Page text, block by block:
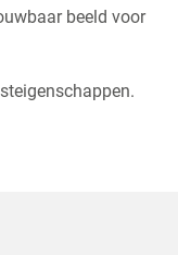
beeld voor